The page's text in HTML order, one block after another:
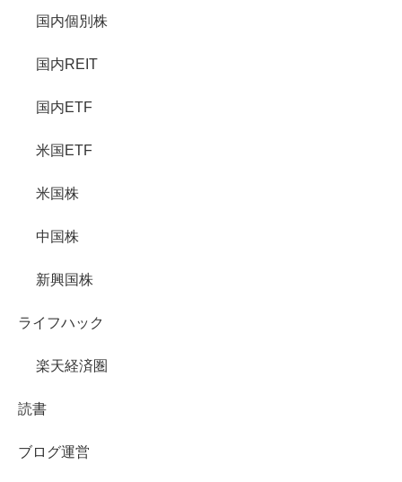
国内個別株
国内REIT
国内ETF
米国ETF
米国株
中国株
新興国株
ライフハック
楽天経済圏
読書
ブログ運営